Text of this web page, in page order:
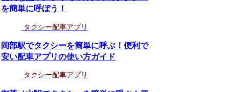
を簡単に呼ぼう！
タクシー配車アプリ
岡部駅でタクシーを簡単に呼ぶ！便利で
安い配車アプリの使い方ガイド
タクシー配車アプリ